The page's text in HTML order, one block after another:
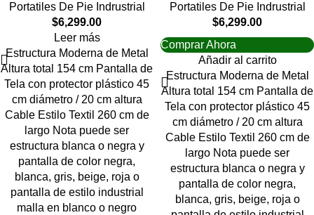
Portatiles De Pie Indrustrial
$6,299.00
Leer más
Estructura Moderna de Metal
Altura total 154 cm Pantalla de
Tela con protector plástico 45
cm diámetro / 20 cm altura
Cable Estilo Textil 260 cm de
largo Nota puede ser
estructura blanca o negra y
pantalla de color negra,
blanca, gris, beige, roja o
pantalla de estilo industrial
malla en blanco o negro
Portatiles De Pie Indrustrial
$6,299.00
Comprar Ahora
Añadir al carrito
Estructura Moderna de Metal
Altura total 154 cm Pantalla de
Tela con protector plástico 45
cm diámetro / 20 cm altura
Cable Estilo Textil 260 cm de
largo Nota puede ser
estructura blanca o negra y
pantalla de color negra,
blanca, gris, beige, roja o